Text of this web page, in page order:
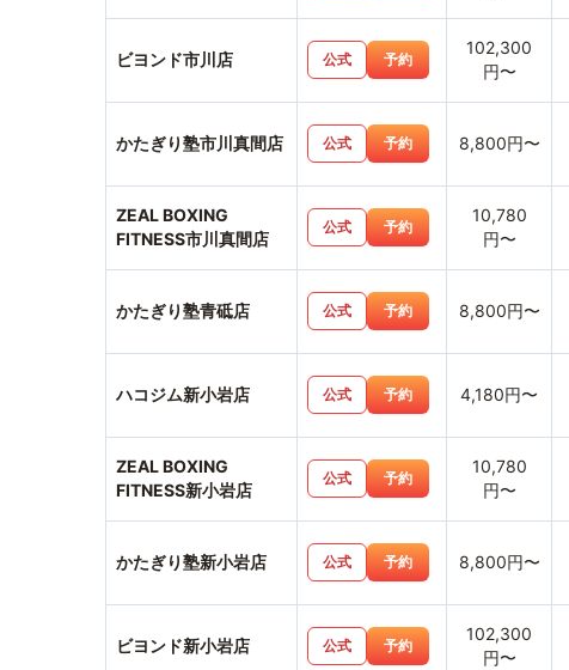
ビヨンド市川店 公式 予約
102,300
円〜
かたぎり塾市川真間店 公式 予約 8,800円〜
ZEAL BOXING
FITNESS市川真間店
公式 予約
10,780
円〜
かたぎり塾青砥店 公式 予約 8,800円〜
ハコジム新小岩店 公式 予約 4,180円〜
ZEAL BOXING
FITNESS新小岩店
公式 予約
10,780
円〜
かたぎり塾新小岩店 公式 予約 8,800円〜
ビヨンド新小岩店 公式 予約
102,300
円〜